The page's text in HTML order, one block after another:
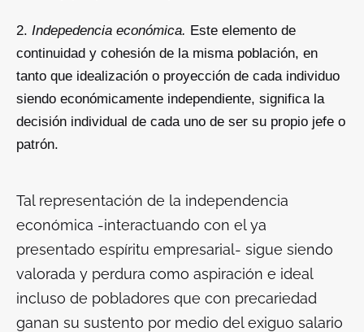
Indepedencia económica. Este elemento de
continuidad y cohesión de la misma población, en
tanto que idealización o proyección de cada individuo
siendo económicamente independiente, significa la
decisión individual de cada uno de ser su propio jefe o
patrón.
Tal representación de la independencia
económica -interactuando con el ya
presentado espíritu empresarial- sigue siendo
valorada y perdura como aspiración e ideal
incluso de pobladores que con precariedad
ganan su sustento por medio del exiguo salario